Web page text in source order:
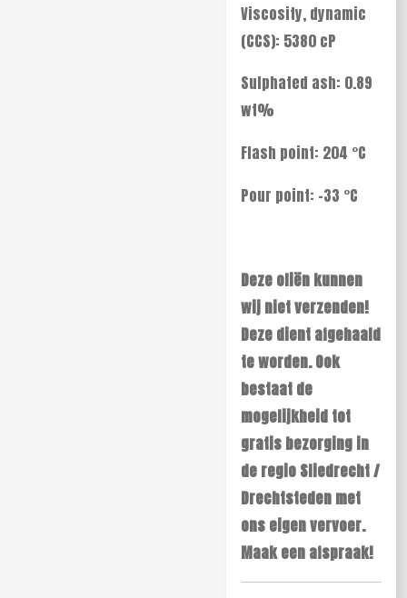
Viscosity, dynamic
(CCS): 5380 cP
Sulphated ash: 0.89
wt%
Flash point: 204 °C
Pour point: -33 °C
Deze oliën kunnen
wij niet verzenden!
Deze dient afgehaald
te worden. Ook
bestaat de
mogelijkheid tot
gratis bezorging in
de regio Sliedrecht /
Drechtsteden met
ons eigen vervoer.
Maak een afspraak!